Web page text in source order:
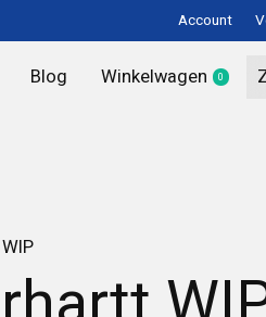
Account
Blog Winkelwagen 0items